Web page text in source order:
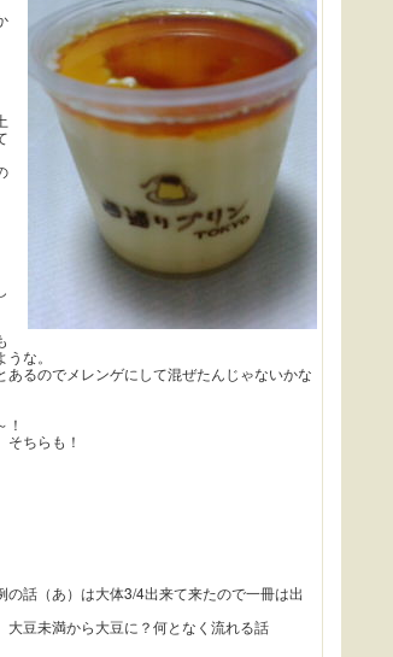
な。
るのでメレンゲにして混ぜたんじゃないかな
ちらも！
話（あ）は大体3/4出来て来たので一冊は出
豆未満から大豆に？何となく流れる話